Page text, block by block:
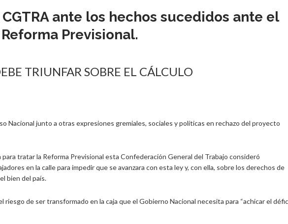
ante los hechos sucedidos ante el
Previsional.
TRIUNFAR SOBRE EL CÁLCULO
Nacional junto a otras expresiones gremiales, sociales y políticas en rechazo del proyecto
tratar la Reforma Previsional esta Confederación General del Trabajo consideró
en la calle para impedir que se avanzara con esta ley y, con ella, sobre los derechos de
bien del país.
riesgo de ser transformado en la caja que el Gobierno Nacional necesita para “achicar el